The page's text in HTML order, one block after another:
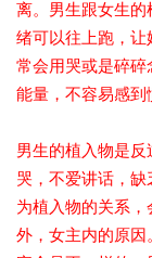
离。男生跟女生
绪可以往上跑，
常会用哭或是碎碎
能量，不容易感到
男生的植入物是
哭，不爱讲话，缺
为植入物的关系
外，女主内的原因